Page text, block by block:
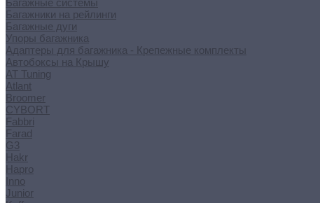
Багажники на рейлинги
Багажные дуги
Упоры багажника
Адаптеры для багажника - Крепежные комплекты
Автобоксы на Крышу
AT Tuning
Atlant
Broomer
CYBORT
Fabbri
Farad
G3
Hakr
Hapro
Inno
Junior